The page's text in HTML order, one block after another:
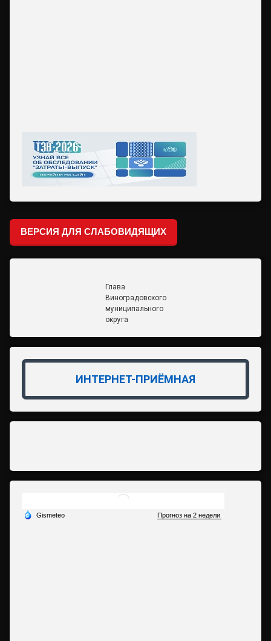
ВЕРСИЯ ДЛЯ СЛАБОВИДЯЩИХ
Глава
Виноградовского
муниципального
округа
ИНТЕРНЕТ-ПРИЁМНАЯ